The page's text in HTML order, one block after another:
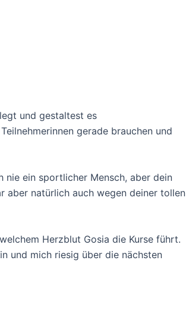
und gestaltest es
gerade brauchen und
nie ein sportlicher Mensch, aber dein
aber natürlich auch wegen deiner tollen
Herzblut Gosia die Kurse führt.
und mich riesig über die nächsten